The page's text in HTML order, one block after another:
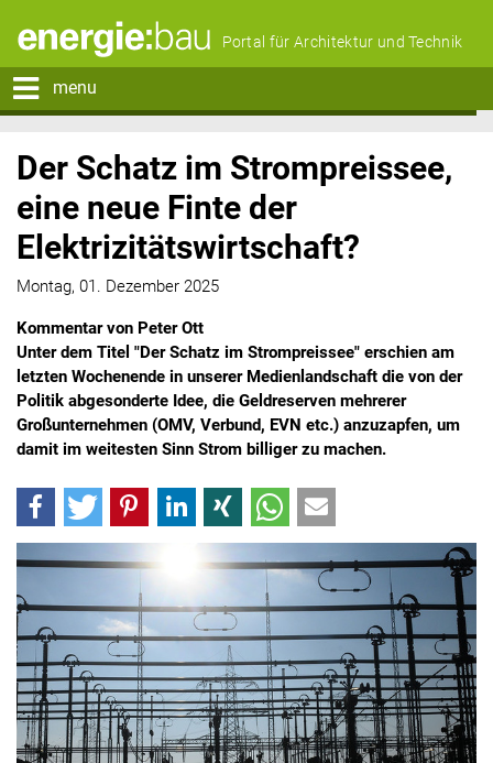
Portal für Architektur und Technik
menu
Der Schatz im Strompreissee,
eine neue Finte der
Elektrizitätswirtschaft?
Montag, 01. Dezember 2025
Kommentar von Peter Ott
Unter dem Titel "Der Schatz im Strompreissee" erschien am
letzten Wochenende in unserer Medienlandschaft die von der
Politik abgesonderte Idee, die Geldreserven mehrerer
Großunternehmen (OMV, Verbund, EVN etc.) anzuzapfen, um
damit im weitesten Sinn Strom billiger zu machen.